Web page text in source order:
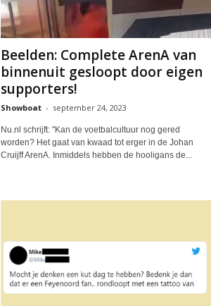
Beelden: Complete ArenA van
binnenuit gesloopt door eigen
supporters!
Showboat - september 24, 2023
Nu.nl schrijft: "Kan de voetbalcultuur nog gered
worden? Het gaat van kwaad tot erger in de Johan
Cruijff ArenA. Inmiddels hebben de hooligans de...